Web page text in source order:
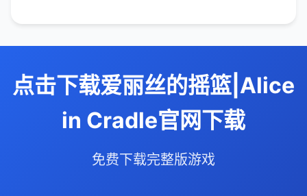
点击下载爱丽丝的摇篮|Alice
in Cradle官网下载
免费下载完整版游戏